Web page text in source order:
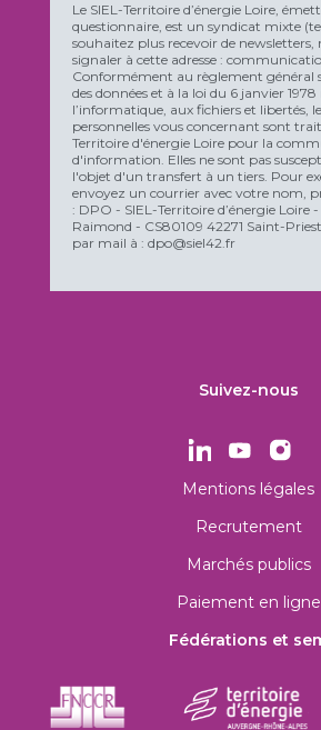
Le SIEL-Territoire d’énergie Loire,
questionnaire, est un syndicat mixte
souhaitez plus recevoir de newsletters,
signaler à cette adresse :
Conformément au règlement général
des données et à la loi du 6 janvier
l’informatique, aux fichiers et libertés,
personnelles vous concernant sont
Territoire d'énergie Loire pour la
d'information. Elles ne sont pas
l'objet d'un transfert à un tiers. Pour
envoyez un courrier avec votre nom,
: DPO - SIEL-Territoire d’énergie Loire
Raimond - CS80109 42271 Saint-
par mail à : dpo@siel42.fr
Suivez-nous
Mentions légales
Recrutement
Marchés publics
Paiement en ligne
Fédérations et